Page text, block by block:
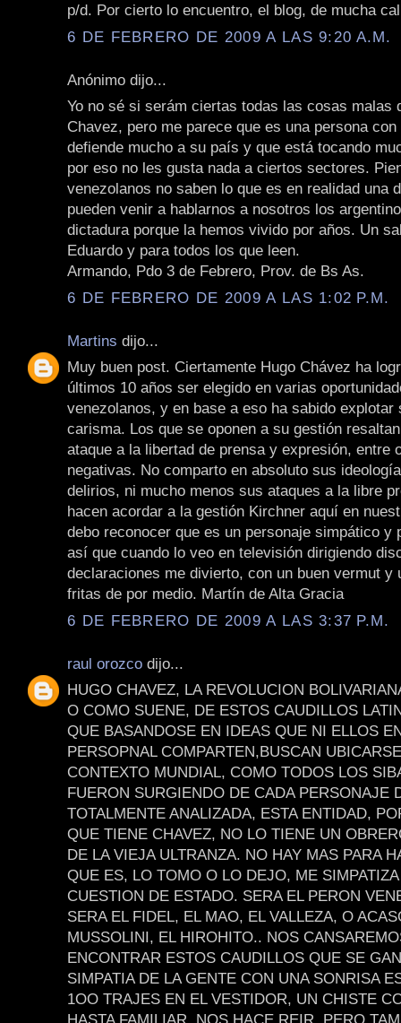
p/d. Por cierto lo encuentro, el blog, de mucha
6 DE FEBRERO DE 2009 A LAS 9:20 A.M.
Anónimo dijo...
Yo no sé si serám ciertas todas las cosas malas
Chavez, pero me parece que es una persona
defiende mucho a su país y que está tocando
por eso no les gusta nada a ciertos sectores.
venezolanos no saben lo que es en realidad una
pueden venir a hablarnos a nosotros los
dictadura porque la hemos vivido por años. Un
Eduardo y para todos los que leen.
Armando, Pdo 3 de Febrero, Prov. de Bs As.
6 DE FEBRERO DE 2009 A LAS 1:02 P.M.
Martins dijo...
Muy buen post. Ciertamente Hugo Chávez ha
últimos 10 años ser elegido en varias
venezolanos, y en base a eso ha sabido explotar
carisma. Los que se oponen a su gestión
ataque a la libertad de prensa y expresión, entre
negativas. No comparto en absoluto sus
delirios, ni mucho menos sus ataques a la libre
hacen acordar a la gestión Kirchner aquí en
debo reconocer que es un personaje simpático y
así que cuando lo veo en televisión dirigiendo
declaraciones me divierto, con un buen vermut y
fritas de por medio. Martín de Alta Gracia
6 DE FEBRERO DE 2009 A LAS 3:37 P.M.
raul orozco dijo...
HUGO CHAVEZ, LA REVOLUCION
O COMO SUENE, DE ESTOS CAUDILLOS
QUE BASANDOSE EN IDEAS QUE NI ELLOS
PERSOPNAL COMPARTEN,BUSCAN
CONTEXTO MUNDIAL, COMO TODOS LOS
FUERON SURGIENDO DE CADA PERSONAJE
TOTALMENTE ANALIZADA, ESTA ENTIDAD,
QUE TIENE CHAVEZ, NO LO TIENE UN
DE LA VIEJA ULTRANZA. NO HAY MAS PARA
QUE ES, LO TOMO O LO DEJO, ME
CUESTION DE ESTADO. SERA EL PERON
SERA EL FIDEL, EL MAO, EL VALLEZA, O
MUSSOLINI, EL HIROHITO.. NOS
ENCONTRAR ESTOS CAUDILLOS QUE SE
SIMPATIA DE LA GENTE CON UNA SONRISA
1OO TRAJES EN EL VESTIDOR, UN CHISTE